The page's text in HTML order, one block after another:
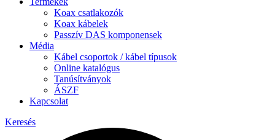
Koax csatlakozók
Koax kábelek
Passzív DAS komponensek
Média
Kábel csoportok / kábel típusok
Online katalógus
Tanúsítványok
ÁSZF
Kapcsolat
Keresés